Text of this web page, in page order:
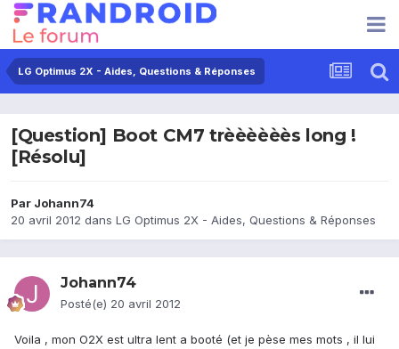
LG Optimus 2X - Aides, Questions & Réponses
[Question] Boot CM7 trèèèèèès long !
[Résolu]
Par Johann74
20 avril 2012 dans LG Optimus 2X - Aides, Questions & Réponses
Johann74
Posté(e) 20 avril 2012
Voila , mon O2X est ultra lent a booté (et je pèse mes mots , il lui